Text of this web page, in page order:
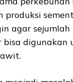
produksi
agar
bisa digunakan